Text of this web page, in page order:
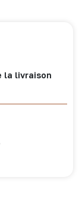
la livraison